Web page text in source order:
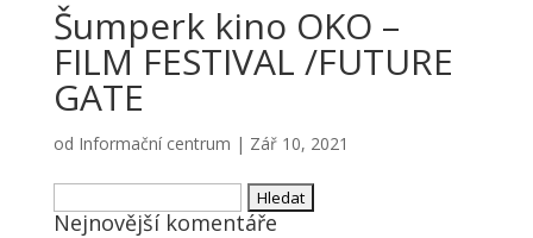
Šumperk kino OKO –
FILM FESTIVAL /FUTURE
GATE
od Informační centrum | Zář 10, 2021
Vyhledávání
Nejnovější komentáře